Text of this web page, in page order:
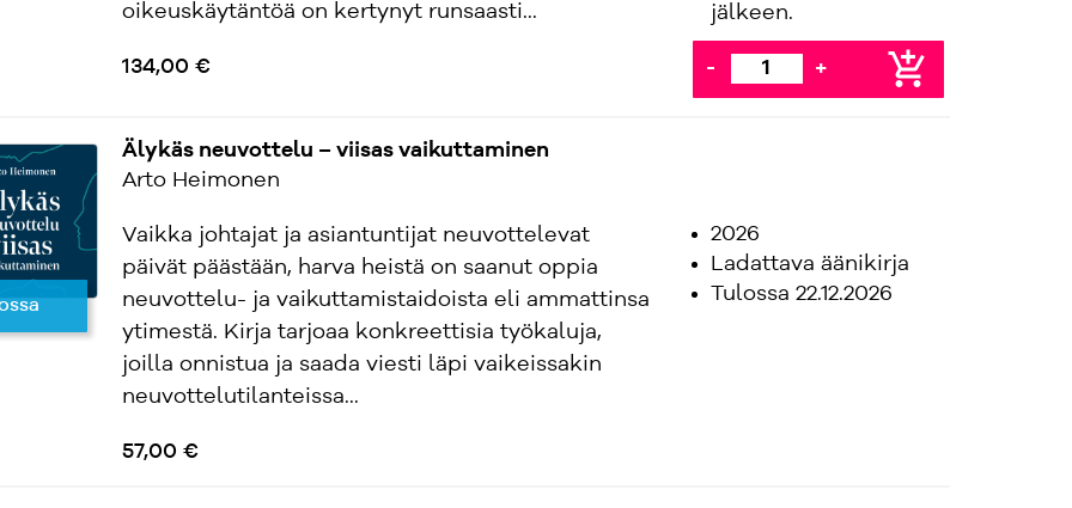
oikeuskäytäntöä on kertynyt runsaasti...
134,00 €
jälkeen.
- + add_shopping_cart
Älykäs neuvottelu – viisas vaikuttaminen
Arto Heimonen
Vaikka johtajat ja asiantuntijat neuvottelevat
päivät päästään, harva heistä on saanut oppia
neuvottelu- ja vaikuttamistaidoista eli ammattinsa
ytimestä. Kirja tarjoaa konkreettisia työkaluja,
joilla onnistua ja saada viesti läpi vaikeissakin
neuvottelutilanteissa...
57,00 €
2026
Ladattava äänikirja
Tulossa 22.12.2026